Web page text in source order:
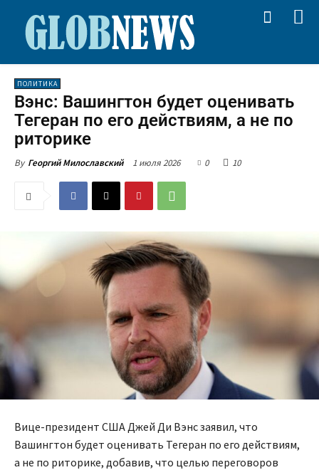
ПОЛИТИКА
Вэнс: Вашингтон будет оценивать
Тегеран по его действиям, а не по
риторике
By Георгий Милославский 1 июля 2026 0 10
Вице-президент США Джей Ди Вэнс заявил, что
Вашингтон будет оценивать Тегеран по его действиям,
а не по риторике, добавив, что целью переговоров